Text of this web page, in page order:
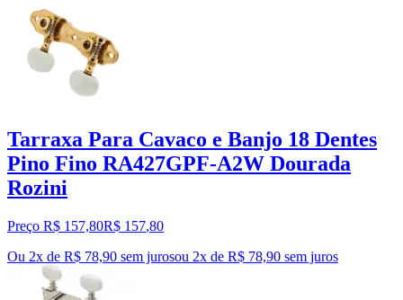
Tarraxa Para Cavaco e Banjo 18 Dentes
Pino Fino RA427GPF-A2W Dourada
Rozini
Preço R$ 157,80R$ 157,80
Ou 2x de R$ 78,90 sem jurosou 2x de R$ 78,90 sem juros